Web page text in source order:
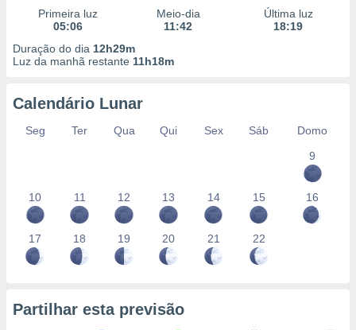
Primeira luz
05:06
Meio-dia
11:42
Última luz
18:19
Duração do dia 12h29m
Luz da manhã restante 11h18m
Calendário Lunar
Seg Ter Qua Qui Sex Sáb
Domo
9
10 11 12 13 14 15 16
17 18 19 20 21 22
Partilhar esta previsão